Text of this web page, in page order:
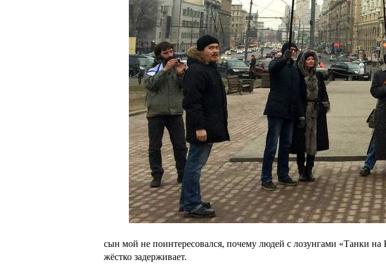
сын мой не поинтересовался, почему людей с лозунгами «Танки
жёстко задерживает.